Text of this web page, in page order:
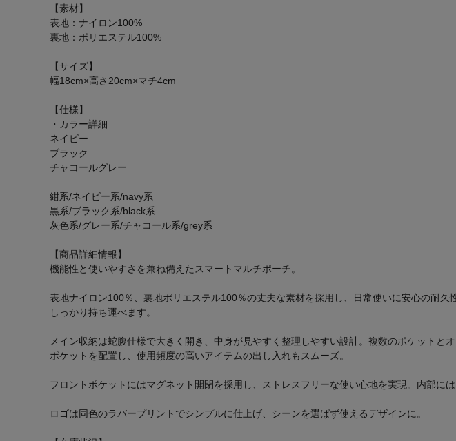
【素材】
表地：ナイロン100%
裏地：ポリエステル100%
【サイズ】
幅18cm×高さ20cm×マチ4cm
【仕様】
・カラー詳細
ネイビー
ブラック
チャコールグレー
紺系/ネイビー系/navy系
黒系/ブラック系/black系
灰色系/グレー系/チャコール系/grey系
【商品詳細情報】
機能性と使いやすさを兼ね備えたスマートマルチポーチ。
表地ナイロン100％、裏地ポリエステル100％の丈夫な素材を採用し、日常使いに安心の耐
しっかり持ち運べます。
メイン収納は蛇腹仕様で大きく開き、中身が見やすく整理しやすい設計。複数のポケット
ポケットを配置し、使用頻度の高いアイテムの出し入れもスムーズ。
フロントポケットにはマグネット開閉を採用し、ストレスフリーな使い心地を実現。内部に
ロゴは同色のラバープリントでシンプルに仕上げ、シーンを選ばず使えるデザインに。